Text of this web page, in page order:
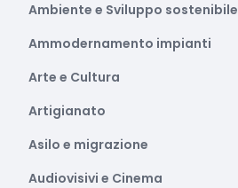
Ambiente e Sviluppo sostenibile
Ammodernamento impianti
Arte e Cultura
Artigianato
Asilo e migrazione
Audiovisivi e Cinema